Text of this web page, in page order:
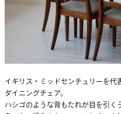
イギリス・ミッドセンチュリーを代
ダイニングチェア。
ハシゴのような背もたれが目を引く